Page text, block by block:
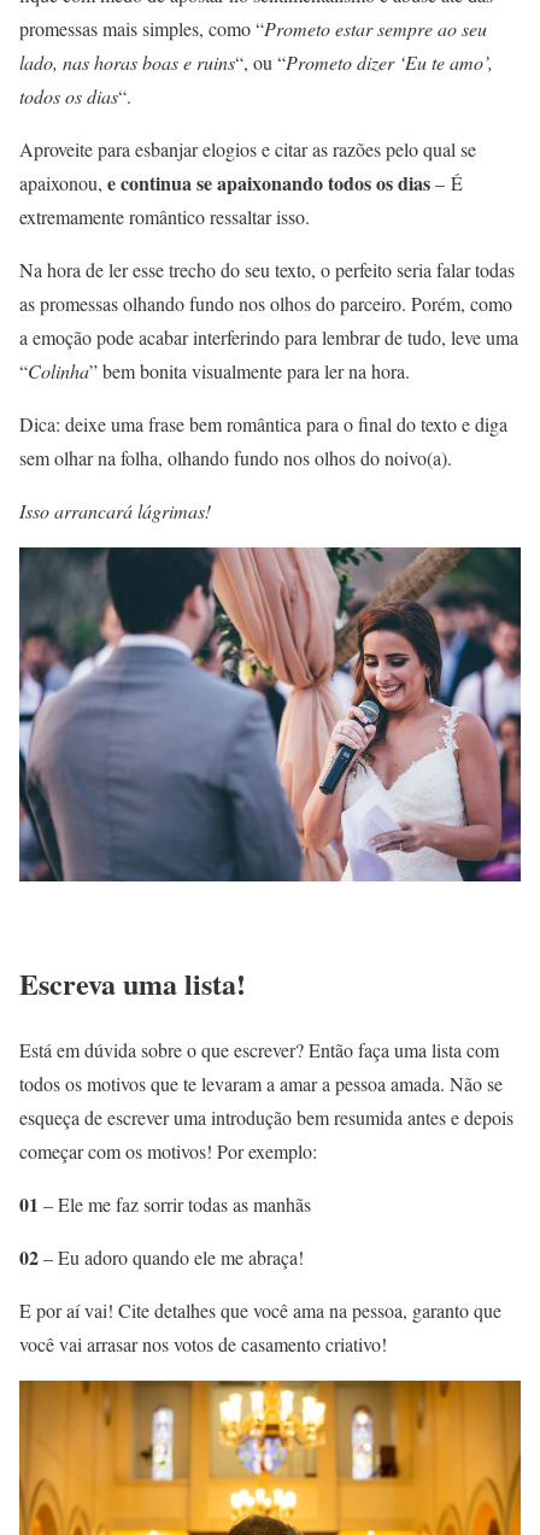
promessas mais simples, como “Prometo estar sempre ao seu
lado, nas horas boas e ruins“, ou “Prometo dizer ‘Eu te amo’,
todos os dias“.
Aproveite para esbanjar elogios e citar as razões pelo qual se
apaixonou, e continua se apaixonando todos os dias– É
extremamente romântico ressaltar isso.
Na hora de ler esse trecho do seu texto, o perfeito seria falar todas
as promessas olhando fundo nos olhos do parceiro. Porém, como
a emoção pode acabar interferindo para lembrar de tudo, leve uma
“Colinha” bem bonita visualmente para ler na hora.
Dica: deixe uma frase bem romântica para o final do texto e diga
sem olhar na folha, olhando fundo nos olhos do noivo(a).
Isso arrancará lágrimas!
Escreva uma lista!
Está em dúvida sobre o que escrever? Então faça uma lista com
todos os motivos que te levaram a amar a pessoa amada. Não se
esqueça de escrever uma introdução bem resumida antes e depois
começar com os motivos! Por exemplo:
01 – Ele me faz sorrir todas as manhãs
02– Eu adoro quando ele me abraça!
E por aí vai! Cite detalhes que você ama na pessoa, garanto que
você vai arrasar nos votos de casamento criativo!